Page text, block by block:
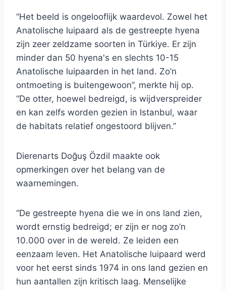
“Het beeld is ongelooflijk waardevol. Zowel het
Anatolische luipaard als de gestreepte hyena
zijn zeer zeldzame soorten in Türkiye. Er zijn
minder dan 50 hyena's en slechts 10-15
Anatolische luipaarden in het land. Zo’n
ontmoeting is buitengewoon”, merkte hij op.
“De otter, hoewel bedreigd, is wijdverspreider
en kan zelfs worden gezien in Istanbul, waar
de habitats relatief ongestoord blijven.”
Dierenarts Doğuş Özdil maakte ook
opmerkingen over het belang van de
waarnemingen.
“De gestreepte hyena die we in ons land zien,
wordt ernstig bedreigd; er zijn er nog zo’n
10.000 over in de wereld. Ze leiden een
eenzaam leven. Het Anatolische luipaard werd
voor het eerst sinds 1974 in ons land gezien en
hun aantallen zijn kritisch laag. Menselijke